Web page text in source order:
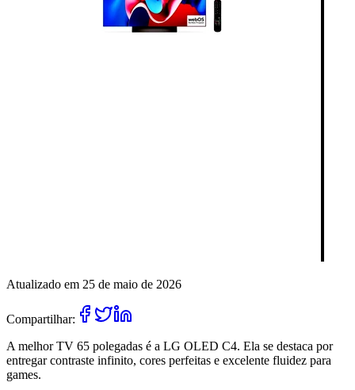
Atualizado em 25 de maio de 2026
Compartilhar:
A melhor TV 65 polegadas é a LG OLED C4. Ela se destaca por
entregar contraste infinito, cores perfeitas e excelente fluidez para
games.